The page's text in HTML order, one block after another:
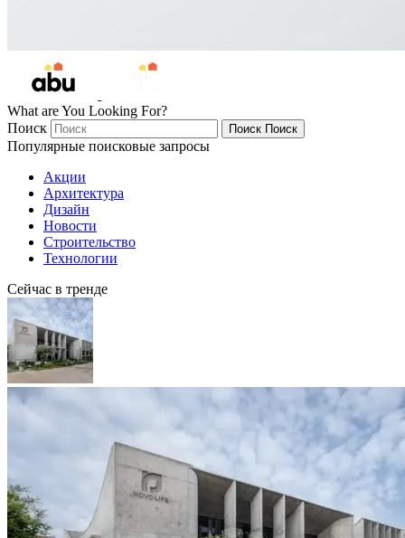
What are You Looking For?
Поиск
Поиск Поиск
Популярные поисковые запросы
Акции
Архитектура
Дизайн
Новости
Строительство
Технологии
Сейчас в тренде